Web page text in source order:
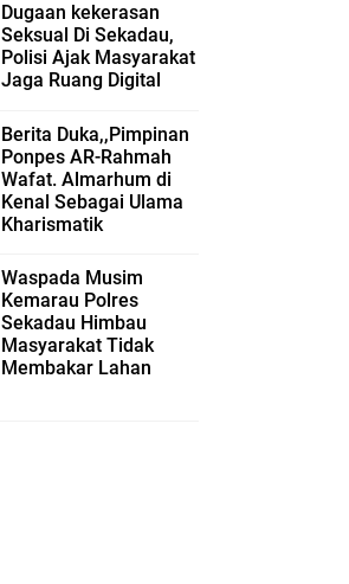
Dugaan kekerasan
Seksual Di Sekadau,
Polisi Ajak Masyarakat
Jaga Ruang Digital
Berita Duka,,Pimpinan
Ponpes AR-Rahmah
Wafat. Almarhum di
Kenal Sebagai Ulama
Kharismatik
Waspada Musim
Kemarau Polres
Sekadau Himbau
Masyarakat Tidak
Membakar Lahan